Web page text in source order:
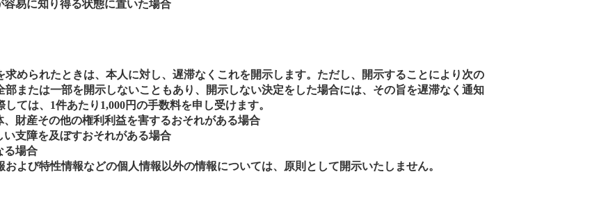
易に知り得る状態に置いた場合
められたときは、本人に対し、遅滞なくこれを開示します。ただし、開示することにより次の
または一部を開示しないこともあり、開示しない決定をした場合には、その旨を遅滞なく通知
ては、1件あたり1,000円の手数料を申し受けます。
財産その他の権利利益を害するおそれがある場合
支障を及ぼすおそれがある場合
る場合
よび特性情報などの個人情報以外の情報については、原則として開示いたしません。